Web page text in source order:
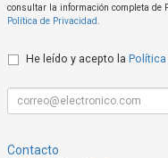
consultar la información completa de
Política de Privacidad
He leído y acepto la Política
Contacto